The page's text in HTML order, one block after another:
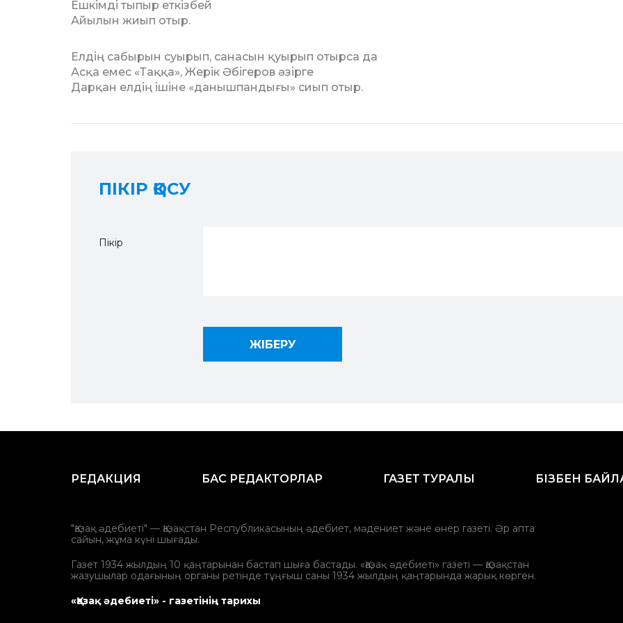
Ешкімді тыпыр еткізбей
Айылын жиып отыр.
Елдің сабырын суырып, санасын қуырып отырса да
Асқа емес «Таққа», Жерік Әбігеров әзірге
Дарқан елдің ішіне «данышпандығы» сиып отыр.
ПІКІР ҚОСУ
Пікір
РЕДАКЦИЯ БАС РЕДАКТОРЛАР ГАЗЕТ ТУРАЛЫ БІЗБЕН
"Қазақ әдебиеті" — Қазақстан Республикасының әдебиет, мәдениет және өнер газеті. Әр апта
сайын, жұма күні шығады.
Газет 1934 жылдың 10 қаңтарынан бастап шыға бастады. «Қазақ әдебиеті» газеті — Қазақстан
жазушылар одағының органы ретінде тұңғыш саны 1934 жылдың қаңтарында жарық көрген.
«Қазақ әдебиеті» - газетінің тарихы